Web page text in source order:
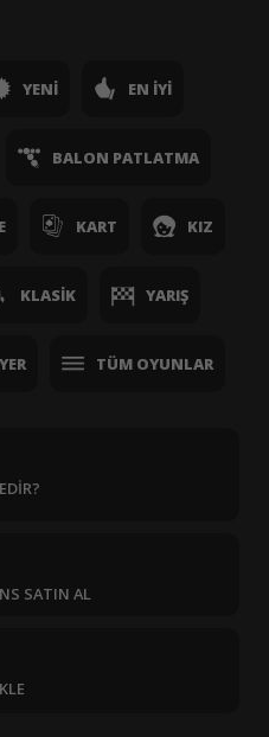
YENI EN İYI
BALON PATLATMA
KART KIZ
KLASIK YARIŞ
TÜM OYUNLAR
SATIN AL